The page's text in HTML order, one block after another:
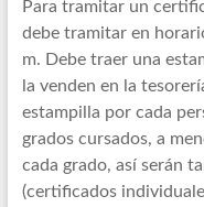
Para tramitar un
debe tramitar en
m. Debe traer una
la venden en la
estampilla por cada
grados cursados, a
cada grado, así serán
(certificados